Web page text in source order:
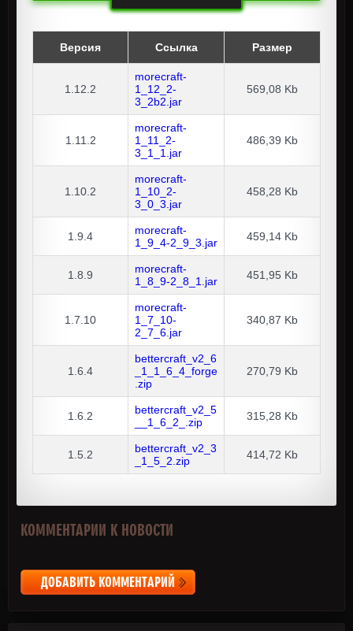
Версия Ссылка Размер
1.12.2
morecraft-
1_12_2-
3_2b2.jar
569,08 Kb
1.11.2
morecraft-
1_11_2-
3_1_1.jar
486,39 Kb
1.10.2
morecraft-
1_10_2-
3_0_3.jar
458,28 Kb
1.9.4
morecraft-
1_9_4-2_9_3.jar
459,14 Kb
1.8.9
morecraft-
1_8_9-2_8_1.jar
451,95 Kb
1.7.10
morecraft-
1_7_10-
2_7_6.jar
340,87 Kb
1.6.4
bettercraft_v2_6
_1_1_6_4_forge
.zip
270,79 Kb
1.6.2
bettercraft_v2_5
__1_6_2_.zip
315,28 Kb
1.5.2
bettercraft_v2_3
_1_5_2.zip
414,72 Kb
КОММЕНТАРИИ К НОВОСТИ
ДОБАВИТЬ КОММЕНТАРИЙ